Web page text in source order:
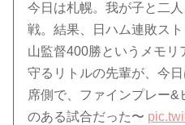
今日は札幌。我が子と二
戦。結果、日ハム連敗ス
山監督400勝というメモリ
守るリトルの先輩が、今
席側で、ファインプレー
のある試合だった〜